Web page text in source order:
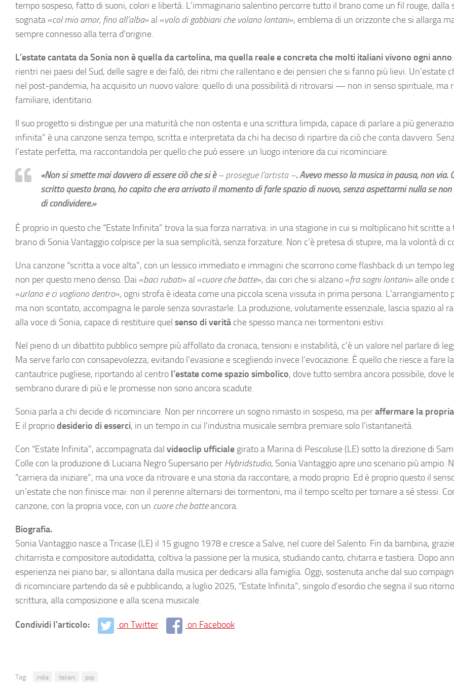
tempo sospeso, fatto di suoni, colori e libertà. L’immaginario salentino percorre tutto il brano come un fil rouge, dalla
sognata «col mio amor, fino all’alba» al «volo di gabbiani che volano lontani», emblema di un orizzonte che si allarga
sempre connesso alla terra d’origine.
L’estate cantata da Sonia non è quella da cartolina, ma quella reale e concreta che molti italiani vivono ogni anno
rientri nei paesi del Sud, delle sagre e dei falò, dei ritmi che rallentano e dei pensieri che si fanno più lievi. Un’estate
nel post-pandemia, ha acquisito un nuovo valore: quello di una possibilità di ritrovarsi — non in senso spirituale, ma
familiare, identitario.
Il suo progetto si distingue per una maturità che non ostenta e una scrittura limpida, capace di parlare a più
infinita” è una canzone senza tempo, scritta e interpretata da chi ha deciso di ripartire da ciò che conta davvero.
l’estate perfetta, ma raccontandola per quello che può essere: un luogo interiore da cui ricominciare.
«Non si smette mai davvero di essere ciò che si è– prosegue l’artista –. Avevo messo la musica in pausa, non via.
scritto questo brano, ho capito che era arrivato il momento di farle spazio di nuovo, senza aspettarmi nulla se non
di condividere.»
È proprio in questo che “Estate Infinita” trova la sua forza narrativa: in una stagione in cui si moltiplicano hit scritte a
brano di Sonia Vantaggio colpisce per la sua semplicità, senza forzature. Non c’è pretesa di stupire, ma la volontà di
Una canzone “scritta a voce alta”, con un lessico immediato e immagini che scorrono come flashback di un tempo
non per questo meno denso. Dai «baci rubati» al «cuore che batte», dai cori che si alzano «fra sogni lontani» alle onde
«urlano e ci vogliono dentro», ogni strofa è ideata come una piccola scena vissuta in prima persona. L’arrangiamento
ma non scontato, accompagna le parole senza sovrastarle. La produzione, volutamente essenziale, lascia spazio al
alla voce di Sonia, capace di restituire quel senso di verità che spesso manca nei tormentoni estivi.
Nel pieno di un dibattito pubblico sempre più affollato da cronaca, tensioni e instabilità, c’è un valore nel parlare di
Ma serve farlo con consapevolezza, evitando l’evasione e scegliendo invece l’evocazione. È quello che riesce a fare la
cantautrice pugliese, riportando al centro l’estate come spazio simbolico, dove tutto sembra ancora possibile, dove
sembrano durare di più e le promesse non sono ancora scadute.
Sonia parla a chi decide di ricominciare. Non per rincorrere un sogno rimasto in sospeso, ma peraffermare la
E il propriodesiderio di esserci, in un tempo in cui l’industria musicale sembra premiare solo l’istantaneità.
Con “Estate Infinita”, accompagnata dal videoclip ufficiale girato a Marina di Pescoluse (LE) sotto la direzione di
Colle con la produzione di Luciana Negro Supersano per Hybridstudio, Sonia Vantaggio apre uno scenario più ampio.
“carriera da iniziare”, ma una voce da ritrovare e una storia da raccontare, a modo proprio. Ed è proprio questo il
un’estate che non finisce mai: non il perenne alternarsi dei tormentoni, ma il tempo scelto per tornare a sé stessi.
canzone, con la propria voce, con un cuore che batteancora.
Biografia.
Sonia Vantaggio nasce a Tricase (LE) il 15 giugno 1978 e cresce a Salve, nel cuore del Salento. Fin da bambina,
chitarrista e compositore autodidatta, coltiva la passione per la musica, studiando canto, chitarra e tastiera. Dopo
esperienza nei piano bar, si allontana dalla musica per dedicarsi alla famiglia. Oggi, sostenuta anche dal suo
di ricominciare partendo da sé e pubblicando, a luglio 2025, “Estate Infinita”, singolo d’esordio che segna il suo
scrittura, alla composizione e alla scena musicale.
Condividi l'articolo: on Twitter on Facebook
Tag: indie italiani pop